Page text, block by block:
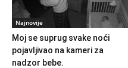
Najnovije
Moj se suprug svake noći
pojavljivao na kameri za
nadzor bebe.